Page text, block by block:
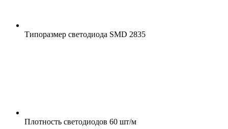
Типоразмер светодиода SMD 2835
Плотность светодиодов 60 шт/м